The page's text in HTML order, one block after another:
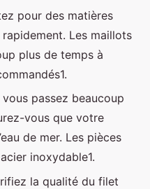
pour des matières
Les maillots
plus de temps à
vous passez beaucoup
vous que votre
de mer. Les pièces
inoxydable1.
la qualité du filet